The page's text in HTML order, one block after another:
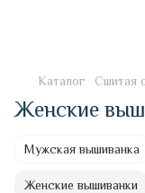
Каталог Сшитая
Женские
Мужская вышиванка
Женские вышиванки